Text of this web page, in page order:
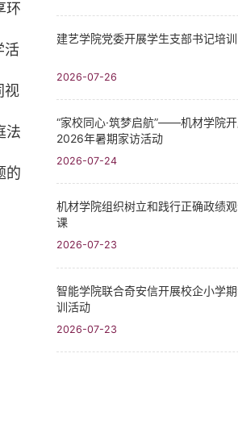
环
活
视
法
的
建艺学院党委开展学生支部书记培训
2026-07-26
“家校同心·筑梦启航”——机材学院
2026年暑期家访活动
2026-07-24
机材学院组织树立和践行正确政绩
课
2026-07-23
智能学院联合奇安信开展校企小学
训活动
2026-07-23